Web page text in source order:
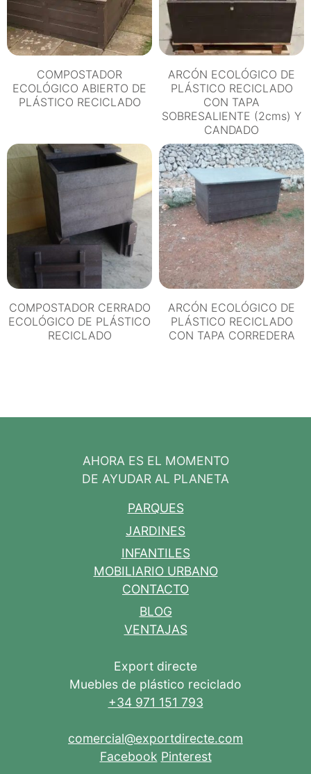
COMPOSTADOR
ECOLÓGICO ABIERTO DE
PLÁSTICO RECICLADO
ARCÓN ECOLÓGICO DE
PLÁSTICO RECICLADO
CON TAPA
SOBRESALIENTE (2cms) Y
CANDADO
COMPOSTADOR CERRADO
ECOLÓGICO DE PLÁSTICO
RECICLADO
ARCÓN ECOLÓGICO DE
PLÁSTICO RECICLADO
CON TAPA CORREDERA
AHORA ES EL MOMENTO
DE AYUDAR AL PLANETA
PARQUES
JARDINES
INFANTILES
MOBILIARIO URBANO
CONTACTO
BLOG
VENTAJAS
Export directe
Muebles de plástico reciclado
+34 971 151 793
comercial@exportdirecte.com
Facebook Pinterest